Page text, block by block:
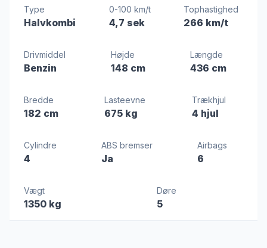
Type
Halvkombi
0-100 km/t
4,7 sek
Tophastighed
266 km/t
Drivmiddel
Benzin
Højde
148 cm
Længde
436 cm
Bredde
182 cm
Lasteevne
675 kg
Trækhjul
4 hjul
Cylindre
4
ABS bremser
Ja
Airbags
6
Vægt
1350 kg
Døre
5